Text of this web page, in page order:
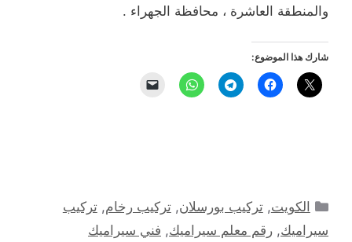
والمنطقة العاشرة ، محافظة الجهراء .
شارك هذا الموضوع:
التصنيفات
الكويت,تركيب بورسلان,تركيب رخام,تركيب
سيراميك, رقم معلم سيراميك, فني سيراميك